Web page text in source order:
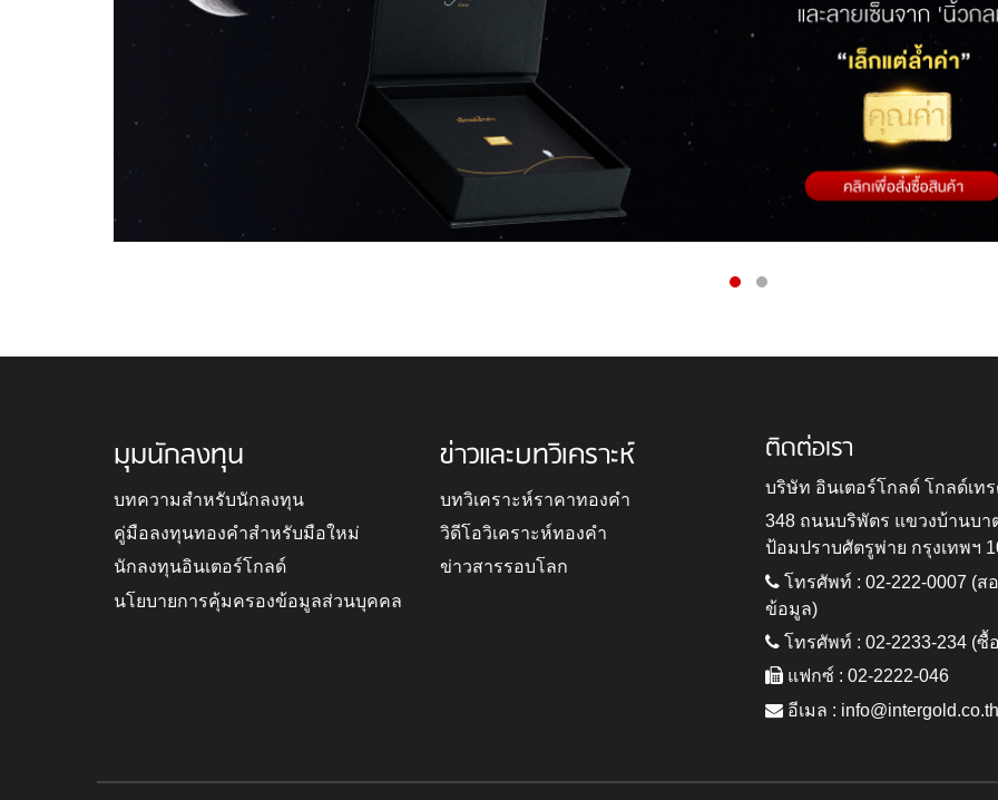
มุมนักลงทุน
บทความสำหรับนักลงทุน
คู่มือลงทุนทองคำสำหรับมือใหม่
นักลงทุนอินเตอร์โกลด์
นโยบายการคุ้มครองข้อมูลส่วนบุคคล
ข่าวและบทวิเคราะห์
บทวิเคราะห์ราคาทองคำ
วิดีโอวิเคราะห์ทองคำ
ข่าวสารรอบโลก
ติดต่อเรา
บริษัท อินเตอร์โกลด์ โกลด์เท
348 ถนนบริพัตร แขวงบ้านบา
ป้อมปราบศัตรูพ่าย กรุงเทพฯ
โทรศัพท์ : 02-222-0007 (ส
ข้อมูล)
โทรศัพท์ : 02-2233-234 (ซื้
แฟกซ์ : 02-2222-046
อีเมล : info@intergold.co.th